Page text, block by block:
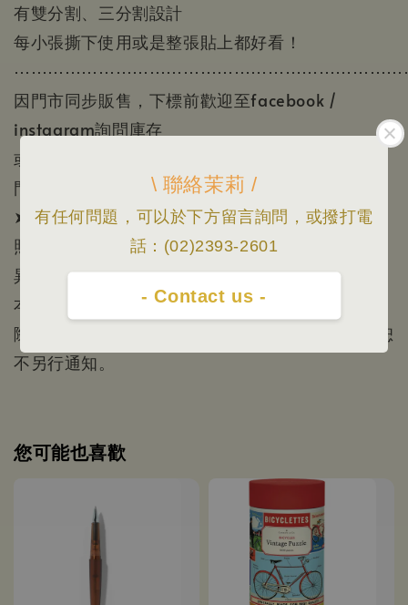
\ 聯絡茉莉 /
有任何問題，可以於下方留言詢問，或撥打電
話：(02)2393-2601
- Contact us -
有雙分割、三分割設計
每小張撕下使用或是整張貼上都好看！
因門市同步販售，下標前歡迎至facebook /
instagram詢問庫存
或撥電話02-23932601，感謝您。
門市在忠孝新生站2號出口旁，玖伍牛肉麵對面！
➤ 請注意：
照片顏色因為顯示器顏色或個人視覺感受會有所差
異一切實品為主。
本網站照片/資訊僅供參考，根據官方公布資料/實
際出貨為主/規格資料以原廠公佈為準，如有變更恕
不另行通知。
您可能也喜歡